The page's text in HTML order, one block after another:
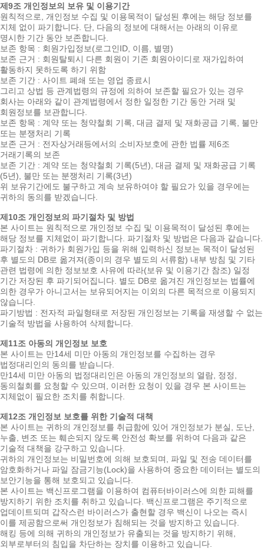
제9조 개인정보의 보유 및 이용기간
원칙적으로, 개인정보 수집 및 이용목적이 달성된 후에는 해당 정보를
지체 없이 파기합니다. 단, 다음의 정보에 대해서는 아래의 이유로
명시한 기간 동안 보존합니다.
보존 항목 : 회원가입정보(로그인ID, 이름, 별명)
보존 근거 : 회원탈퇴시 다른 회원이 기존 회원아이디로 재가입하여
활동하지 못하도록 하기 위함
보존 기간 : 사이트 폐쇄 또는 영업 종료시
그리고 상법 등 관계법령의 규정에 의하여 보존할 필요가 있는 경우
회사는 아래와 같이 관계법령에서 정한 일정한 기간 동안 거래 및
회원정보를 보관합니다.
보존 항목 : 계약 또는 청약철회 기록, 대금 결제 및 재화공급 기록, 불만
또는 분쟁처리 기록
보존 근거 : 전자상거래등에서의 소비자보호에 관한 법률 제6조
거래기록의 보존
보존 기간 : 계약 또는 청약철회 기록(5년), 대금 결제 및 재화공급 기록
(5년), 불만 또는 분쟁처리 기록(3년)
위 보유기간에도 불구하고 계속 보유하여야 할 필요가 있을 경우에는
귀하의 동의를 받겠습니다.
제10조 개인정보의 파기절차 및 방법
본 사이트는 원칙적으로 개인정보 수집 및 이용목적이 달성된 후에는
해당 정보를 지체없이 파기합니다. 파기절차 및 방법은 다음과 같습니다.
파기절차 : 귀하가 회원가입 등을 위해 입력하신 정보는 목적이 달성된
후 별도의 DB로 옮겨져(종이의 경우 별도의 서류함) 내부 방침 및 기타
관련 법령에 의한 정보보호 사유에 따라(보유 및 이용기간 참조) 일정
기간 저장된 후 파기되어집니다. 별도 DB로 옮겨진 개인정보는 법률에
의한 경우가 아니고서는 보유되어지는 이외의 다른 목적으로 이용되지
않습니다.
파기방법 : 전자적 파일형태로 저장된 개인정보는 기록을 재생할 수 없는
기술적 방법을 사용하여 삭제합니다.
제11조 아동의 개인정보 보호
본 사이트는 만14세 미만 아동의 개인정보를 수집하는 경우
법정대리인의 동의를 받습니다.
만14세 미만 아동의 법정대리인은 아동의 개인정보의 열람, 정정,
동의철회를 요청할 수 있으며, 이러한 요청이 있을 경우 본 사이트는
지체없이 필요한 조치를 취합니다.
제12조 개인정보 보호를 위한 기술적 대책
본 사이트는 귀하의 개인정보를 취급함에 있어 개인정보가 분실, 도난,
누출, 변조 또는 훼손되지 않도록 안전성 확보를 위하여 다음과 같은
기술적 대책을 강구하고 있습니다.
귀하의 개인정보는 비밀번호에 의해 보호되며, 파일 및 전송 데이터를
암호화하거나 파일 잠금기능(Lock)을 사용하여 중요한 데이터는 별도의
보안기능을 통해 보호되고 있습니다.
본 사이트는 백신프로그램을 이용하여 컴퓨터바이러스에 의한 피해를
방지하기 위한 조치를 취하고 있습니다. 백신프로그램은 주기적으로
업데이트되며 갑작스런 바이러스가 출현할 경우 백신이 나오는 즉시
이를 제공함으로써 개인정보가 침해되는 것을 방지하고 있습니다.
해킹 등에 의해 귀하의 개인정보가 유출되는 것을 방지하기 위해,
외부로부터의 침입을 차단하는 장치를 이용하고 있습니다.